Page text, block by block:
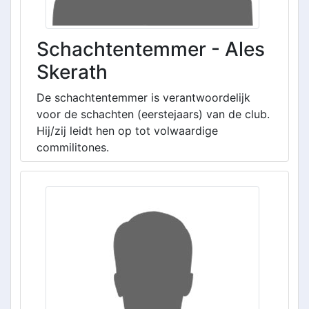
Schachtentemmer - Ales
Skerath
De schachtentemmer is verantwoordelijk
voor de schachten (eerstejaars) van de club.
Hij/zij leidt hen op tot volwaardige
commilitones.